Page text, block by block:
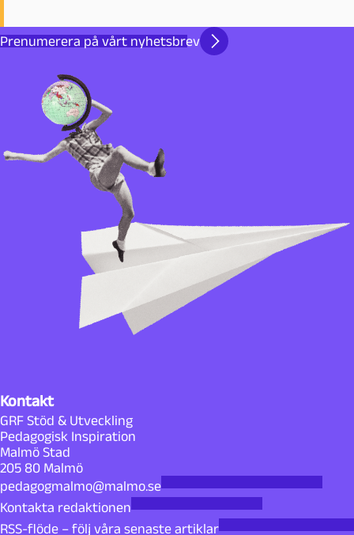
Prenumerera på vårt nyhetsbrev
Kontakt
GRF Stöd & Utveckling
Pedagogisk Inspiration
Malmö Stad
205 80 Malmö
pedagogmalmo@malmo.se
Kontakta redaktionen
RSS-flöde – följ våra senaste artiklar